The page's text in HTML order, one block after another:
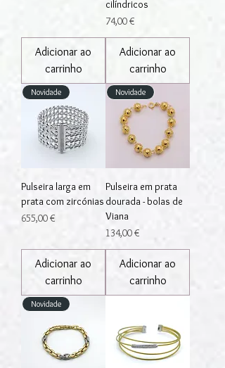
Adicionar ao
carrinho
cilíndricos
Preço
74,00 €
Adicionar ao
carrinho
Novidade
Pulseira larga em
prata com zircónias
Preço
655,00 €
Adicionar ao
carrinho
Novidade
Pulseira em prata
dourada - bolas de
Viana
Preço
134,00 €
Adicionar ao
carrinho
Novidade